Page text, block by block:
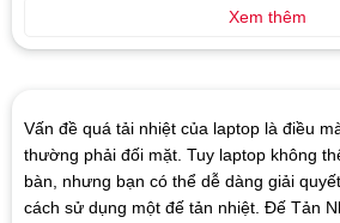
Vấn đề quá tải nhiệt của laptop là điều
thường phải đối mặt. Tuy laptop không
bàn, nhưng bạn có thể dễ dàng giải
cách sử dụng một đế tản nhiệt. Đế Tản
Xem thêm